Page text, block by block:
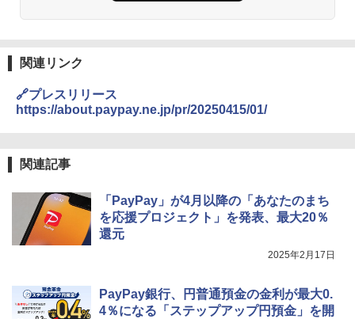
関連リンク
🔗プレスリリース
https://about.paypay.ne.jp/pr/20250415/01/
関連記事
「PayPay」が4月以降の「あなたのまち
を応援プロジェクト」を発表、最大20％
還元
2025年2月17日
PayPay銀行、円普通預金の金利が最大0.
4％になる「ステップアップ円預金」を開